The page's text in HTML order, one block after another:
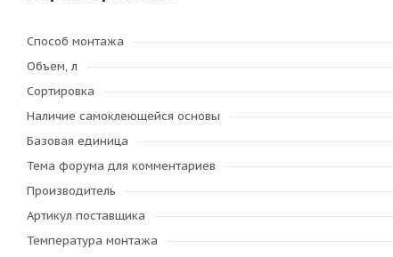
Способ монтажа
Объем, л
Сортировка
Наличие самоклеющейся основы
Базовая единица
Тема форума для комментариев
Производитель
Артикул поставщика
Температура монтажа